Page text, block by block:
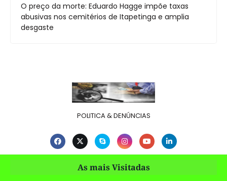
O preço da morte: Eduardo Hagge impõe taxas
abusivas nos cemitérios de Itapetinga e amplia
desgaste
POLITICA & DENÚNCIAS
As mais Visitadas